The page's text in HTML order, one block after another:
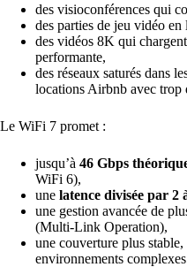
des visioconférences qui
des parties de jeu vidéo en
des vidéos 8K qui
performante,
des réseaux saturés dans
locations Airbnb avec trop
Le WiFi 7 promet :
jusqu’à 46 Gbps
WiFi 6),
une latence divisée par 2
une gestion avancée de
(Multi-Link Operation),
une couverture plus stable,
environnements